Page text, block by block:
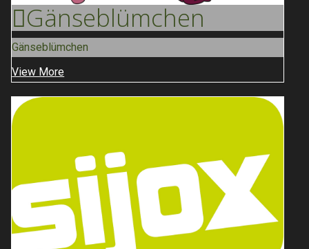
GänseBlümchen
Gänseblümchen
View More